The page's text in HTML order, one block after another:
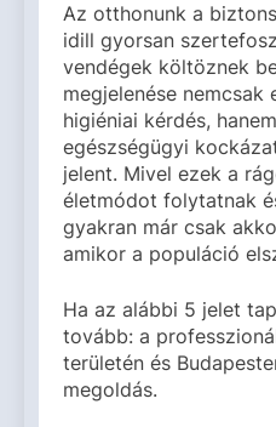
Az otthonunk a
idill gyorsan
vendégek költöznek
megjelenése nemcsak
higiéniai kérdés,
egészségügyi
jelent. Mivel ezek a
életmódot folytatnak
gyakran már csak
amikor a populáció
Ha az alábbi 5 jelet
tovább: a
területén és
megoldás.